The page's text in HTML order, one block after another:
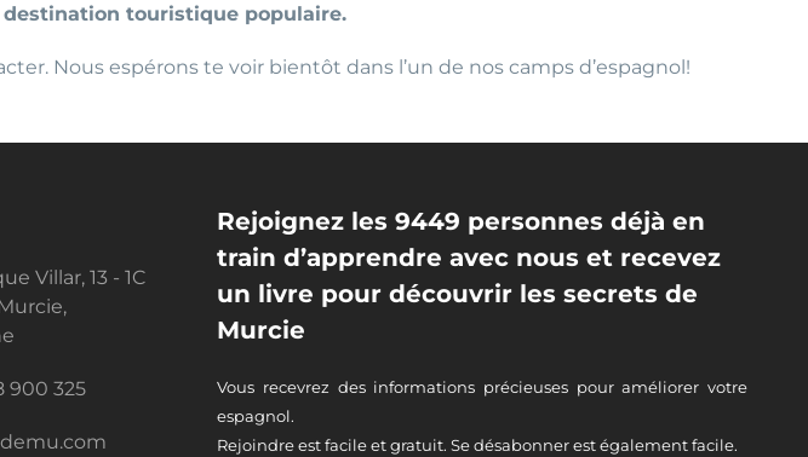
destination touristique populaire.
Nous espérons te voir bientôt dans l’un de nos camps d’espagnol!
Villar, 13 - 1C
900 325
Rejoignez les 9449 personnes déjà en
train d’apprendre avec nous et recevez
un livre pour découvrir les secrets de
Murcie
Vous recevrez des informations précieuses pour améliorer votre
espagnol.
Rejoindre est facile et gratuit. Se désabonner est également facile.